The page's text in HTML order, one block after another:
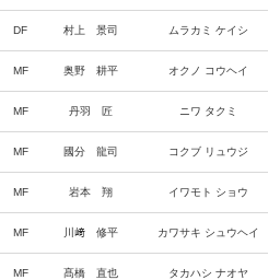
DF 村上 景司 ムラカミ ケイシ
MF 奥野 耕平 オクノ コウヘイ
MF 丹羽 匠 ニワ タクミ
MF 國分 龍司 コクブ リュウジ
MF 岩本 翔 イワモト ショウ
MF 川﨑 修平 カワサキ シュウヘイ
MF 髙橋 直也 タカハシ ナオヤ